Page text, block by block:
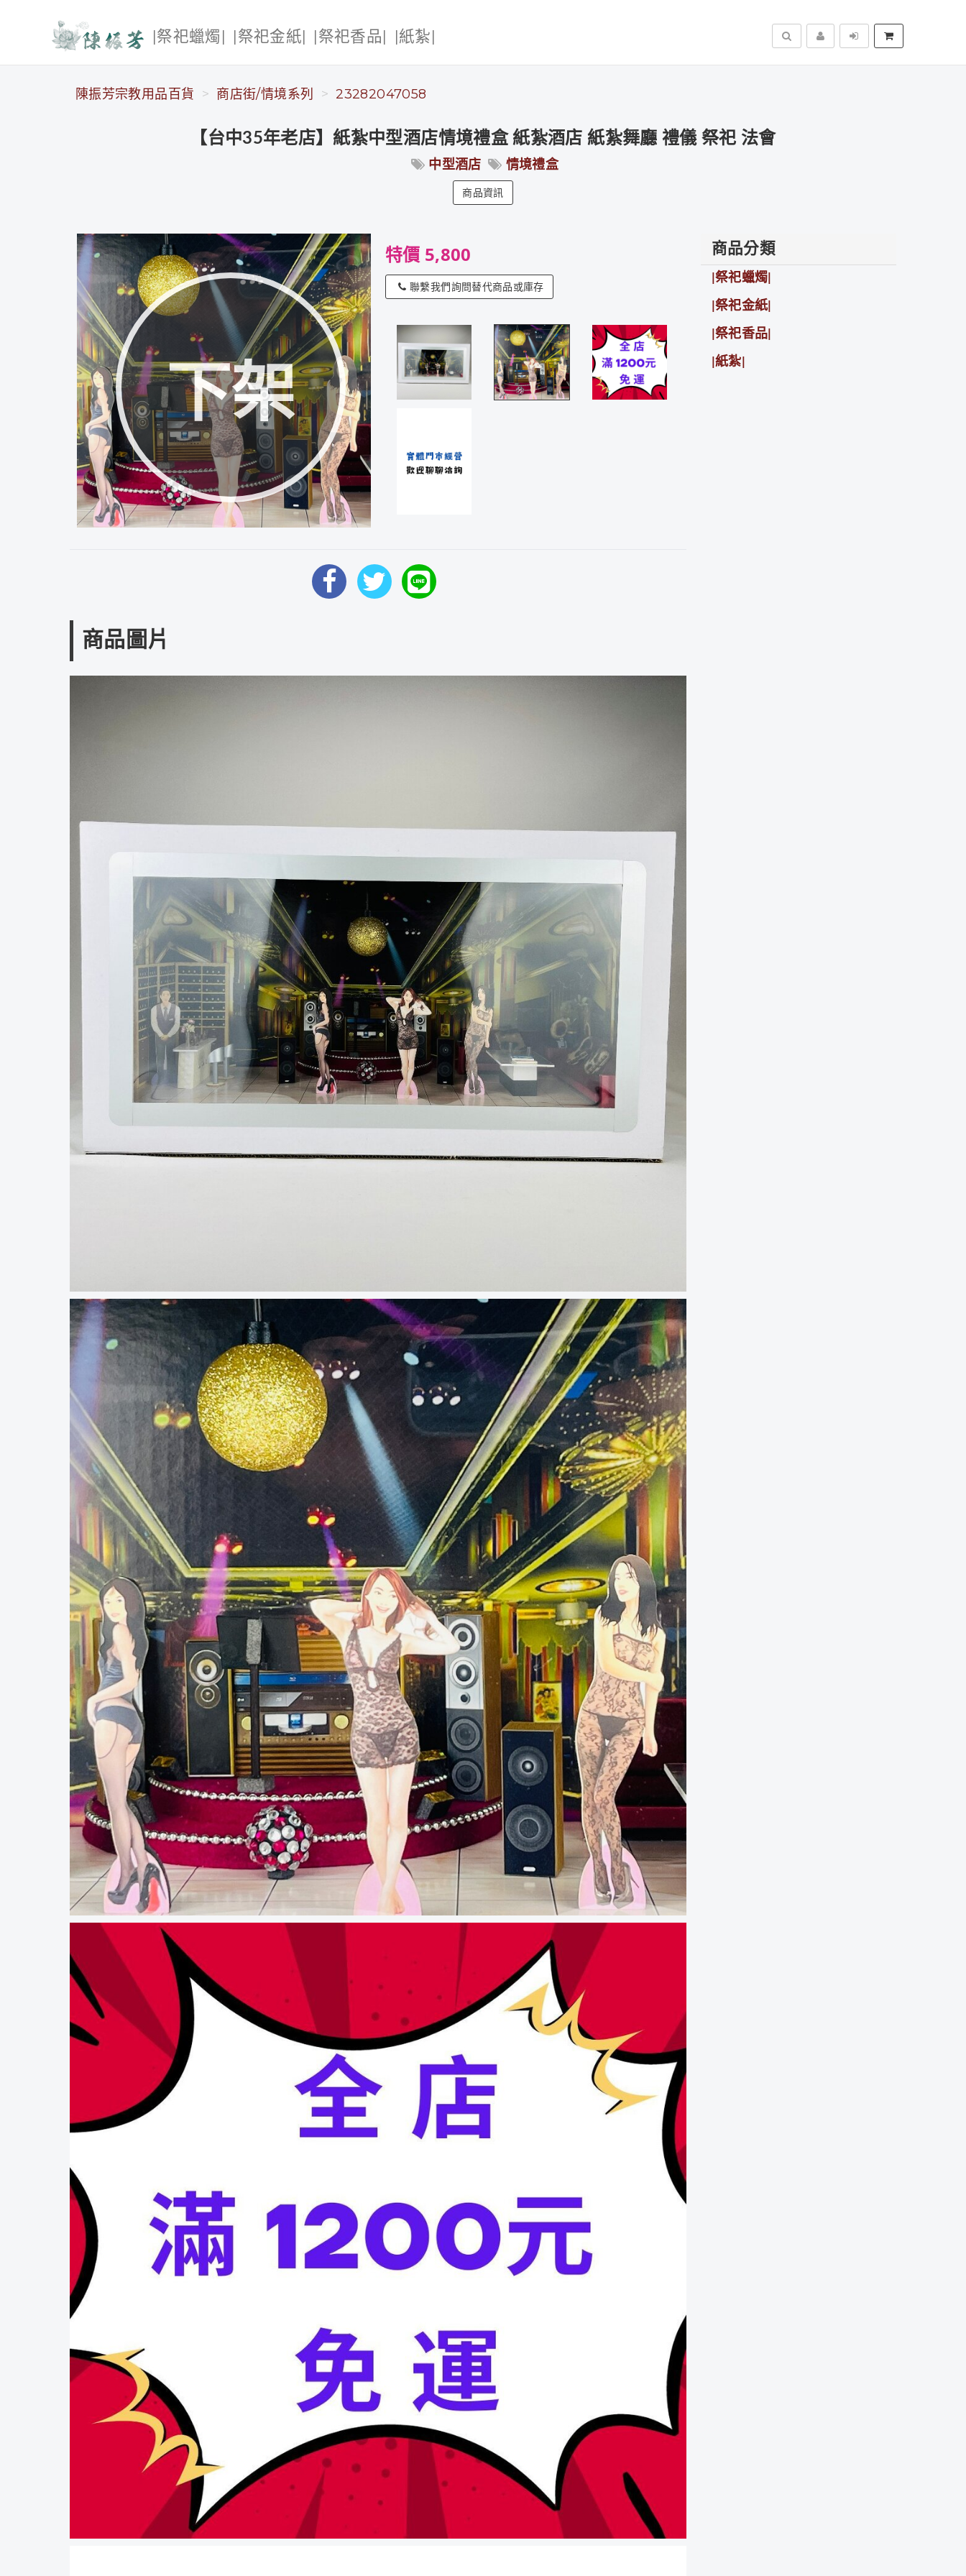
陳振芳宗教用品百貨
|祭祀蠟燭| |祭祀金紙| |祭祀香品| |紙紮| 搜尋
陳振芳宗教用品百貨 商店街/情境系列 23282047058
【台中35年老店】紙紮中型酒店情境禮盒 紙紮酒店 紙紮舞廳 禮儀 祭祀 法會
中型酒店 情境禮盒
商品資訊
下架
特價 5,800
聯繫我們詢問替代商品或庫存
商品圖片
商品分類
|祭祀蠟燭|
|祭祀金紙|
|祭祀香品|
|紙紮|